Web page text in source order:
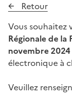
Retour
Vous souhaitez
Régionale de la
novembre 2024
électronique à
Veuillez